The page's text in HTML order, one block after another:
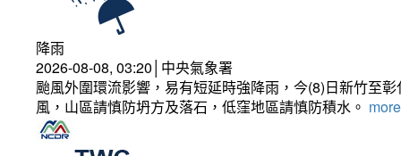
降雨
2026-08-08, 03:20│中央氣象署
颱風外圍環流影響，易有短延時強降雨，今(8)日新竹至
風，山區請慎防坍方及落石，低窪地區請慎防積水。